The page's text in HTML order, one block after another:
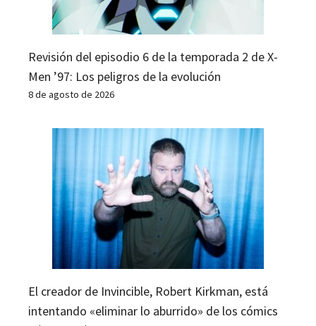
Revisión del episodio 6 de la temporada 2 de X-
Men ’97: Los peligros de la evolución
8 de agosto de 2026
El creador de Invincible, Robert Kirkman, está
intentando «eliminar lo aburrido» de los cómics